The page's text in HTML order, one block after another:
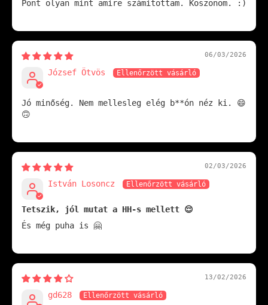
Pont olyan mint amire számitottam. Köszönöm. :)
06/03/2026
József Ötvös
Jó minőség. Nem mellesleg elég b**ón néz ki. 😄
🙃
02/03/2026
István Losoncz
Tetszik, jól mutat a HH-s mellett 😌
És még puha is 🤗
13/02/2026
gd628